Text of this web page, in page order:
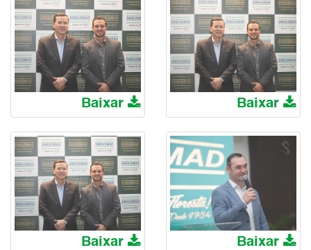
Baixar Baixar
Baixar Baixar